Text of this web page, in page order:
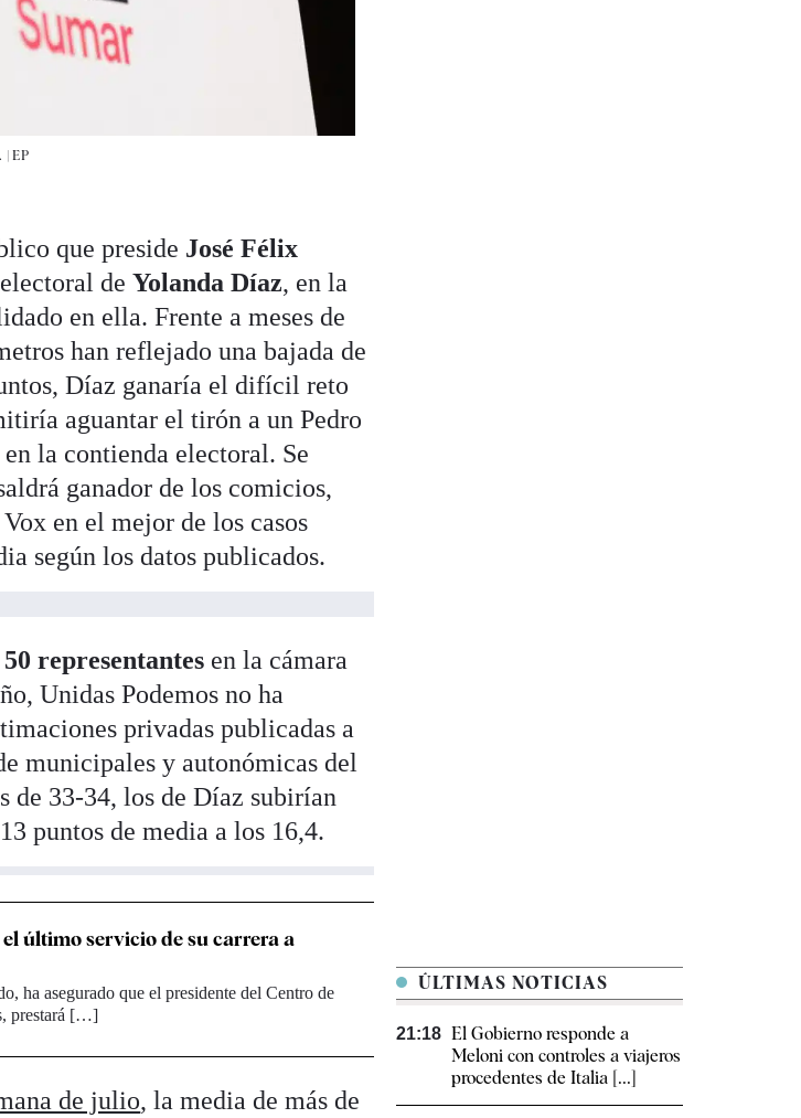
|EP
que preside José Félix
electoral deYolanda Díaz, en la
en ella. Frente a meses de
han reflejado una bajada de
Díaz ganaría el difícil reto
aguantar el tirón a un Pedro
la contienda electoral. Se
ganador de los comicios,
en el mejor de los casos
según los datos publicados.
representantes en la cámara
Unidas Podemos no ha
privadas publicadas a
municipales y autonómicas del
de 33-34, los de Díaz subirían
puntos de media a los 16,4.
último servicio de su carrera a
ha asegurado que el presidente del Centro de
prestará […]
de julio, la media de más de
ÚLTIMAS NOTICIAS
21:18 El Gobierno responde a
Meloni con controles a viajeros
procedentes de Italia [...]